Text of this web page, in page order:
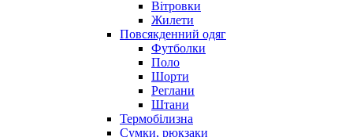
Вітровки
Жилети
Повсякденний одяг
Футболки
Поло
Шорти
Реглани
Штани
Термобілизна
Сумки, рюкзаки